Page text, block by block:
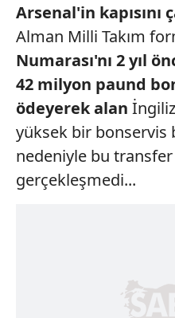
Arsenal'in kapısını
Alman Milli Takım
Numarası'nı 2 yıl
42 milyon paund
ödeyerek alan
yüksek bir bonservis
nedeniyle bu
gerçekleşmedi...